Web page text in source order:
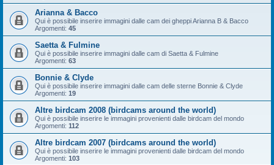
Arianna & Bacco
Qui è possibile inserire immagini dalle cam dei gheppi Arianna B & Bacco
Argomenti: 45
Saetta & Fulmine
Qui è possibile inserire immagini dalle cam di Saetta & Fulmine
Argomenti: 63
Bonnie & Clyde
Qui è possibile inserire immagini dalle cam delle sterne Bonnie & Clyde
Argomenti: 19
Altre birdcam 2008 (birdcams around the world)
Qui è possibile inserire le immagini provenienti dalle birdcam del mondo
Argomenti: 112
Altre birdcam 2007 (birdcams around the world)
Qui è possibile inserire le immagini provenienti dalle birdcam del mondo
Argomenti: 103